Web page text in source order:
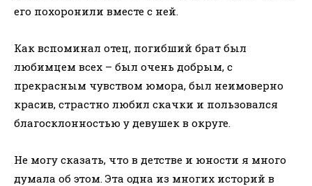
его похоронили вместе с ней.
Как вспоминал отец, погибший брат был
любимцем всех – был очень добрым, с
прекрасным чувством юмора, был неимоверно
красив, страстно любил скачки и пользовался
благосклонностью у девушек в округе.
Не могу сказать, что в детстве и юности я много
думала об этом. Эта одна из многих историй в